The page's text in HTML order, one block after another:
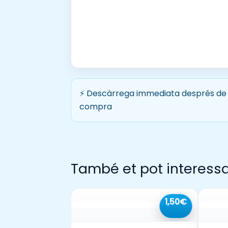
⚡ Descàrrega immediata després
compra
També et pot
1,50€